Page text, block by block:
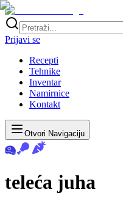
Prijavi se
Recepti
Tehnike
Inventar
Namirnice
Kontakt
Otvori Navigaciju
teleća juha